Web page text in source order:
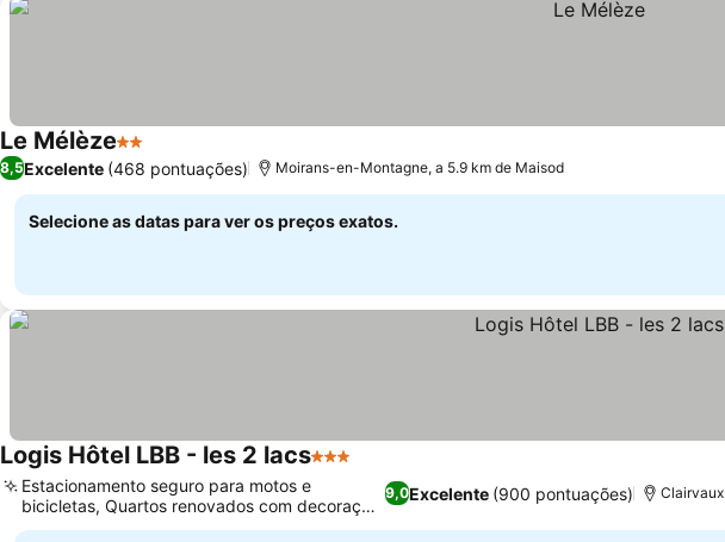
Le Mélèze2 Estrelas
8,5Excelente (468 pontuações) Moirans-en-Montagne, a 5.9 km de Maisod
Selecione as datas para ver os preços exatos.
Logis Hôtel LBB - les 2 lacs3 Estrelas
9,0Excelente (900 pontuações)
Estacionamento seguro para motos e
bicicletas, Quartos renovados com decoração
chique de montanha